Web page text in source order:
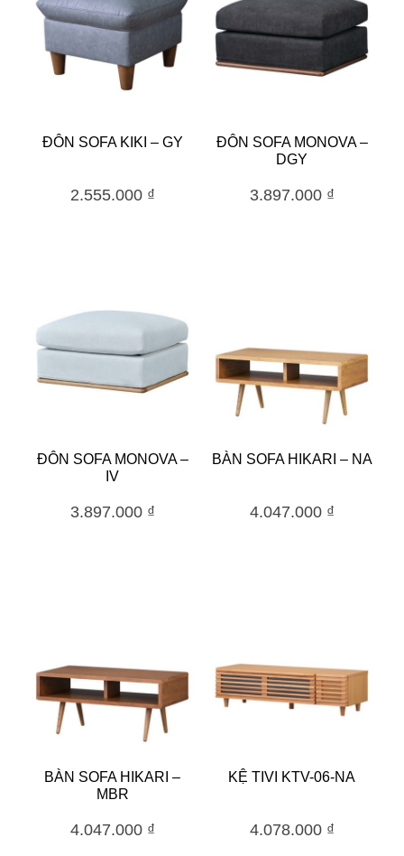
ĐÔN SOFA KIKI – GY
2.555.000 ₫
ĐÔN SOFA MONOVA –
DGY
3.897.000 ₫
ĐÔN SOFA MONOVA –
IV
3.897.000 ₫
BÀN SOFA HIKARI – NA
4.047.000 ₫
BÀN SOFA HIKARI –
MBR
4.047.000 ₫
KỆ TIVI KTV-06-NA
4.078.000 ₫